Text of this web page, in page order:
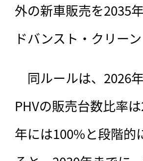
外の新車販売を2035
ドバンスト・クリー
同ルールは、2026
PHVの販売台数比率
年には100%と段階的